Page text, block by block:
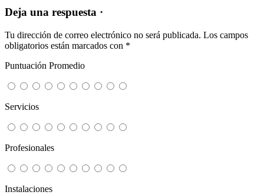
Deja una respuesta ·
Tu dirección de correo electrónico no será publicada. Los campos
obligatorios están marcados con *
Puntuación Promedio
Servicios
Profesionales
Instalaciones